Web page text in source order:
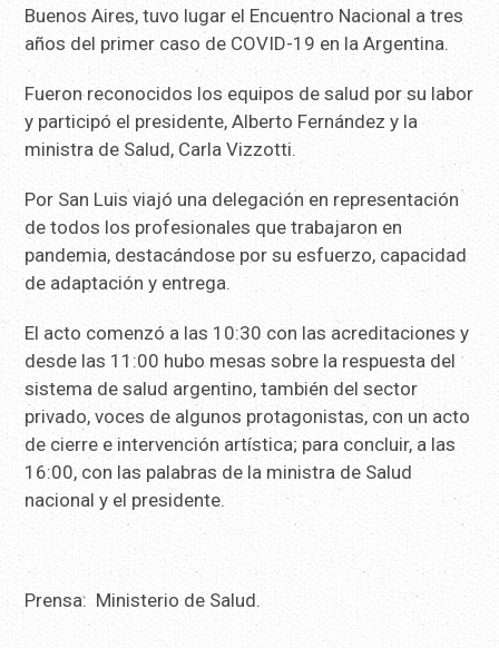
Buenos Aires, tuvo lugar el Encuentro Nacional a tres
años del primer caso de COVID-19 en la Argentina.
Fueron reconocidos los equipos de salud por su labor
y participó el presidente, Alberto Fernández y la
ministra de Salud, Carla Vizzotti.
Por San Luis viajó una delegación en representación
de todos los profesionales que trabajaron en
pandemia, destacándose por su esfuerzo, capacidad
de adaptación y entrega.
El acto comenzó a las 10:30 con las acreditaciones y
desde las 11:00 hubo mesas sobre la respuesta del
sistema de salud argentino, también del sector
privado, voces de algunos protagonistas, con un acto
de cierre e intervención artística; para concluir, a las
16:00, con las palabras de la ministra de Salud
nacional y el presidente.
Prensa: Ministerio de Salud.